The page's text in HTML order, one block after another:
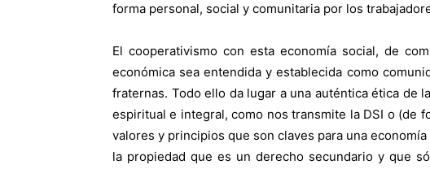
forma personal, social y comunitaria por los
El cooperativismo con esta economía social, de
económica sea entendida y establecida como
fraternas. Todo ello da lugar a una auténtica ética de
espiritual e integral, como nos transmite la DSI o (de
valores y principios que son claves para una
la propiedad que es un derecho secundario y que